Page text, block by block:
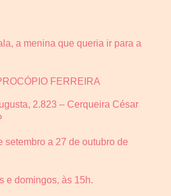
a menina que queria ir para a
FERREIRA
2.823 – Cerqueira César
setembro a 27 de outubro de
e domingos, às 15h.